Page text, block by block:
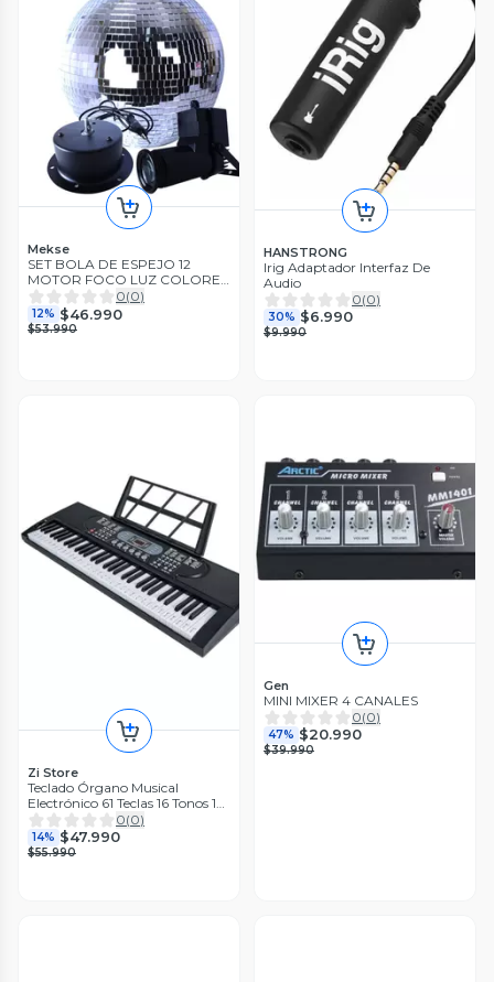
Mekse
SET BOLA DE ESPEJO 12
MOTOR FOCO LUZ COLORES
MEKSE
0(0)
12% $46.990
$53.990
HANSTRONG
Irig Adaptador Interfaz De
Audio
0(0)
30% $6.990
$9.990
Zi Store
Teclado Órgano Musical
Electrónico 61 Teclas 16 Tonos 10
Ritmos
0(0)
14% $47.990
$55.990
Gen
MINI MIXER 4 CANALES
0(0)
47% $20.990
$39.990